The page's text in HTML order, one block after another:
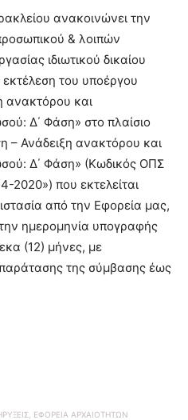
ανακοινώνει την
& λοιπών
ιδιωτικού δικαίου
του υποέργου
ανακτόρου και
Δ΄ Φάση» στο πλαίσιο
– Ανάδειξη ανακτόρου και
Δ΄ Φάση» (Κωδικός ΟΠΣ
2020») που εκτελείται
από την Εφορεία μας,
ημερομηνία υπογραφής
(12) μήνες, με
της σύμβασης έως
ΕΦΟΡΕΙΑ ΑΡΧΑΙΟΤΗΤΩΝ